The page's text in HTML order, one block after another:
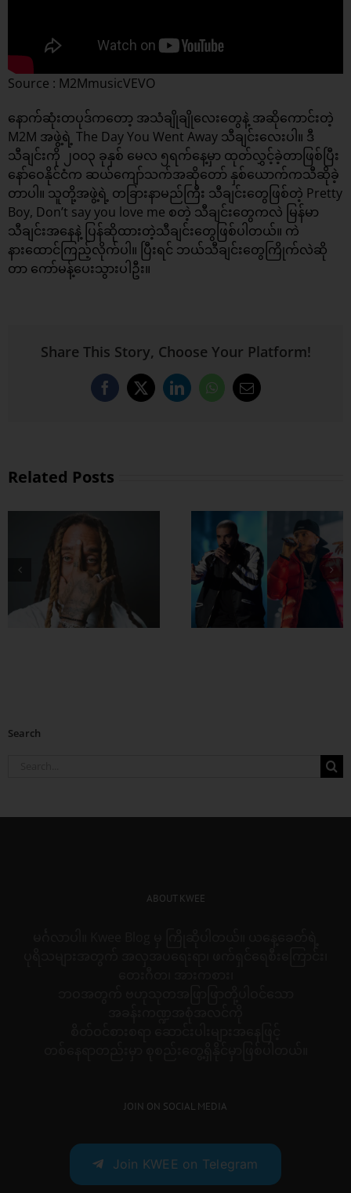
Source : M2MmusicVEVO
နောက်ဆုံးတပုဒ်ကတော့ အသံချိုချိုလေးတွေနဲ့ အဆိုကောင်းတဲ့
M2M အဖွဲ့ရဲ့ The Day You Went Away သီချင်းလေးပါ။ ဒီ
သီချင်းကို ၂၀၀၃ ခုနှစ် မေလ ၅ရက်နေ့မှာ ထုတ်လွှင့်ခဲ့တာဖြစ်ပြီး
နော်ဝေနိုင်ငံက ဆယ်ကျော်သက်အဆိုတော် နှစ်ယောက်ကသီဆိုခဲ့
တာပါ။ သူတို့အဖွဲ့ရဲ့ တခြားနာမည်ကြီး သီချင်းတွေဖြစ်တဲ့ Pretty
Boy, Don’t say you love me စတဲ့ သီချင်းတွေကလဲ မြန်မာ
သီချင်းအနေနဲ့ ပြန်ဆိုထားတဲ့သီချင်းတွေဖြစ်ပါတယ်။ ကဲ
နားထောင်ကြည့်လိုက်ပါ။ ပြီးရင် ဘယ်သီချင်းတွေကြိုက်လဲဆို
တာ ကော်မန့်ပေးသွားပါဦး။
Share This Story, Choose Your Platform!
Facebook
X LinkedInWhatsApp
Email
Related Posts
Drake နဲ့ Central
Cee တို့ ပေါင်းဖြုတ်
ထားတဲ့ Which One
Search
ABOUT KWEE
JOIN ON SOCIAL MEDIA
Join KWEE on Telegram